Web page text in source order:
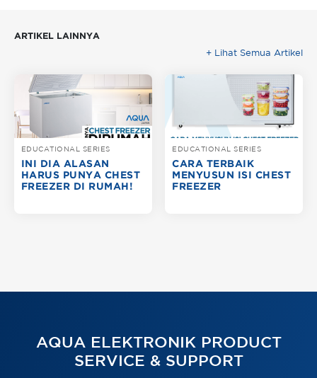
ARTIKEL LAINNYA
+ Lihat Semua Artikel
EDUCATIONAL SERIES
INI DIA ALASAN
HARUS PUNYA CHEST
FREEZER DI RUMAH!
EDUCATIONAL SERIES
CARA TERBAIK
MENYUSUN ISI CHEST
FREEZER
AQUA ELEKTRONIK PRODUCT
SERVICE & SUPPORT